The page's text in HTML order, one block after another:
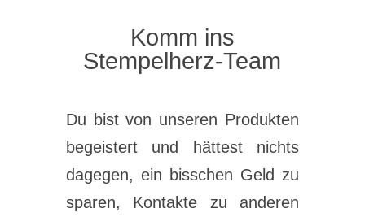
Komm ins
Stempelherz-Team
Du bist von unseren Produkten
begeistert und hättest nichts
dagegen, ein bisschen Geld zu
sparen, Kontakte zu anderen